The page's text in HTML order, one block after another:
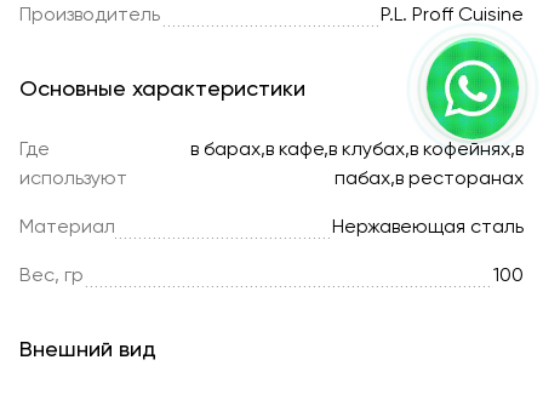
Производитель P.L. Proff Cuisine
Основные характеристики
Где
используют
в барах,в кафе,в клубах,в кофейнях,в
пабах,в ресторанах
Материал Нержавеющая сталь
Вес, гр 100
Внешний вид